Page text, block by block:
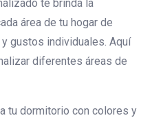
te brinda la
área de tu hogar de
gustos individuales. Aquí
diferentes áreas de
tu dormitorio con colores y